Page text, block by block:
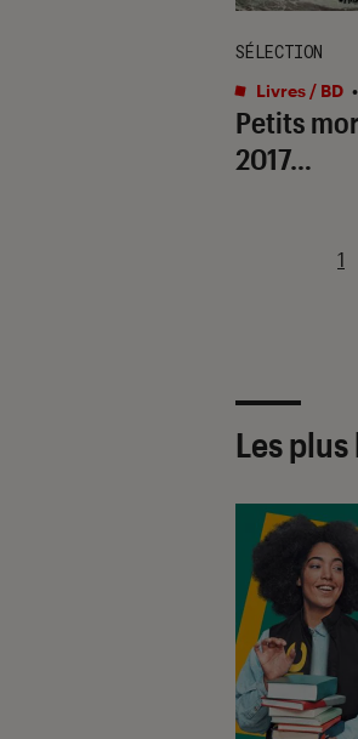
Petits
2017…
SÉLECTION
Livres / BD •
1
Les